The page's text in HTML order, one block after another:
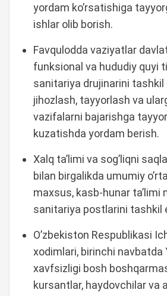
yordam ko’rsatishiga
ishlar olib borish.
Favqulodda vaziyatlar
funksional va hududiy quyi
sanitariya drujinarini tashkil
jihozlash, tayyorlash va
vazifalarni bajarishga
kuzatishda yordam berish.
Xalq ta’limi va sog’liqni
bilan birgalikda umumiy
maxsus, kasb-hunar ta’limi
sanitariya postlarini tashkil
O’zbekiston Respublikasi
xodimlari, birinchi navbatda
xavfsizligi bosh
kursantlar, haydovchilar va